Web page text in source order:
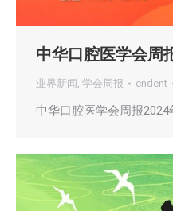
中华口腔医学会周
业界新闻 , 学会周报 cndent
中华口腔医学会周报2024